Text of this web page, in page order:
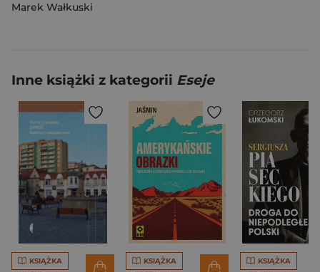
Marek Wałkuski
Inne książki z kategorii Eseje
KSIĄŻKA KSIĄŻKA KSIĄŻKA